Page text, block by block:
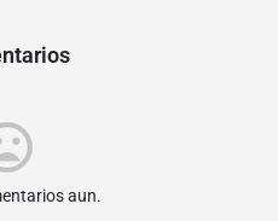
aun.